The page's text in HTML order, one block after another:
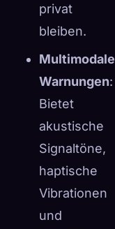
privat
bleiben.
Multimodale
Warnungen:
Bietet
akustische
Signaltöne,
haptische
Vibrationen
und